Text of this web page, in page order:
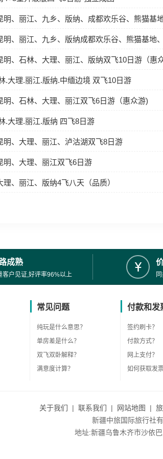
明、丽江、九乡、版纳、成都欢乐谷、熊猫基
明、丽江、九乡、版纳成都欢乐谷、熊猫基地
明、石林、大理、丽江、版纳双飞10日游（惠众
.大理.丽江.版纳.中缅边境 双飞10日游
明、石林、大理、丽江双飞6日游（惠众游)
.大理.丽江.版纳 四飞8日游
明、大理、丽江、泸沽湖双飞8日游
明、大理、丽江双飞6日游
理、丽江、版纳4飞八天（品质）
成熟
客户见证,好评率96%以上
常见问题
纯玩是什么意思？
单房差是什么？
双飞双卧解释？
满意度计算？
付款和发
签约刷卡？
付款方式？
网上支付？
如何获取发票
关于我们 | 联系我们 | 网站地图 |
新疆中旅国际旅行社
地址:新疆乌鲁木齐市沙依